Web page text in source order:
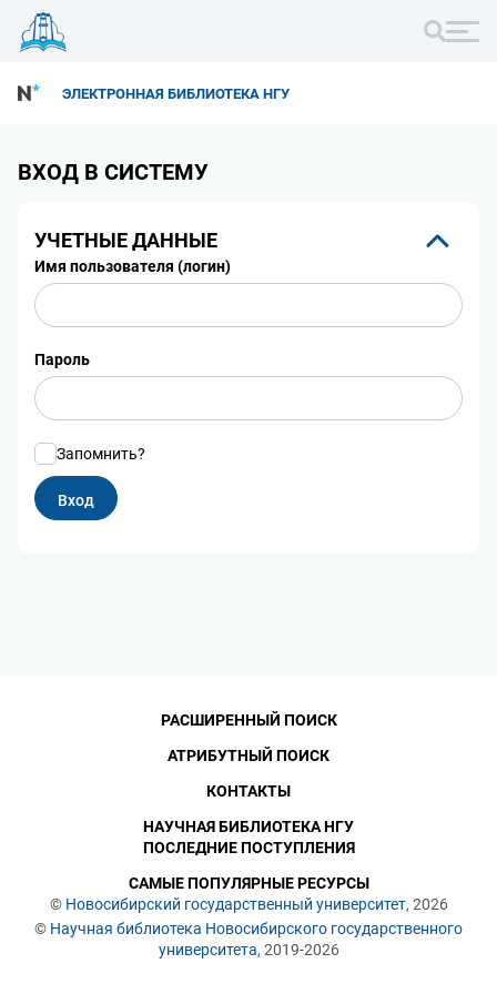
ЭЛЕКТРОННАЯ БИБЛИОТЕКА НГУ
ВХОД В СИСТЕМУ
УЧЕТНЫЕ ДАННЫЕ
Имя пользователя (логин)
Пароль
Запомнить?
© Новосибирский государственный университет, 2026
© Научная библиотека Новосибирского государственного
университета, 2019-2026
РАСШИРЕННЫЙ ПОИСК
АТРИБУТНЫЙ ПОИСК
КОНТАКТЫ
НАУЧНАЯ БИБЛИОТЕКА НГУ
ПОСЛЕДНИЕ ПОСТУПЛЕНИЯ
САМЫЕ ПОПУЛЯРНЫЕ РЕСУРСЫ